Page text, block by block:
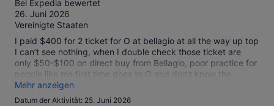
10
Bei Expedia bewertet
26. Juni 2026
Vereinigte Staaten
I paid $400 for 2 ticket for O at bellagio at all the way up top
I can’t see nothing, when I double check those ticket are
only $50-$100 on direct buy from Bellagio, poor practice for
people like me first time goes to O and don’t know the
seating. When $200 a ticket buy direct from Bellagio they
can put me 6 row from the stage up and you can see the
Mehr anzeigen
Datum der Aktivität: 25. Juni 2026